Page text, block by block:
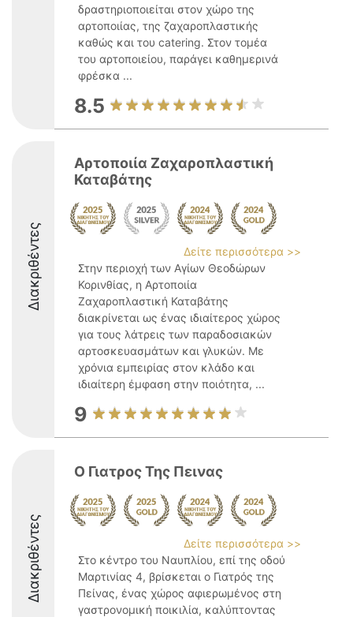
δραστηριοποιείται στον χώρο της
αρτοποιίας, της ζαχαροπλαστικής
καθώς και του catering. Στον τομέα
του αρτοποιείου, παράγει καθημερινά
φρέσκα ...
8.5
Διακριθέντες
Αρτοποιία Ζαχαροπλαστική
Καταβάτης
Δείτε περισσότερα >>
Στην περιοχή των Αγίων Θεοδώρων
Κορινθίας, η Αρτοποιία
Ζαχαροπλαστική Καταβάτης
διακρίνεται ως ένας ιδιαίτερος χώρος
για τους λάτρεις των παραδοσιακών
αρτοσκευασμάτων και γλυκών. Με
χρόνια εμπειρίας στον κλάδο και
ιδιαίτερη έμφαση στην ποιότητα, ...
9
Διακριθέντες
Ο Γιατρος Της Πεινας
Δείτε περισσότερα >>
Στο κέντρο του Ναυπλίου, επί της οδού
Μαρτινίας 4, βρίσκεται ο Γιατρός της
Πείνας, ένας χώρος αφιερωμένος στη
γαστρονομική ποικιλία, καλύπτοντας